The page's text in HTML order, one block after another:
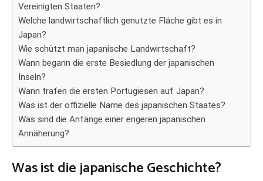
Vereinigten Staaten?
Welche landwirtschaftlich genutzte Fläche gibt es in
Japan?
Wie schützt man japanische Landwirtschaft?
Wann begann die erste Besiedlung der japanischen
Inseln?
Wann trafen die ersten Portugiesen auf Japan?
Was ist der offizielle Name des japanischen Staates?
Was sind die Anfänge einer engeren japanischen
Annäherung?
Was ist die japanische Geschichte?